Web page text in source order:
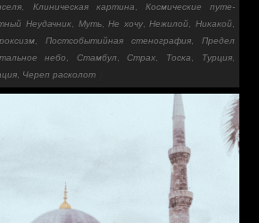
Клиническая картина
Косми­чески­е путе­
Неудачник Муть,Не хочу,Нежилой Никакой
Постсобытийная стенография, Предел
небо Стамбул,Страх Тоска Турция,
Череп расколот